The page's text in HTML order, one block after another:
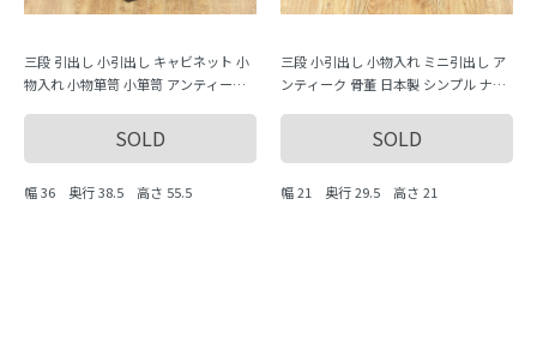
三段 引出し 小引出し キャビネット 小
物入れ 小物箪笥 小箪笥 アンティーク
SOLD
幅 36 奥行 38.5 高さ 55.5
三段 小引出し 小物入れ ミニ引出し ア
ンティーク 骨董 日本製 シンプル ナチ
SOLD
幅 21 奥行 29.5 高さ 21